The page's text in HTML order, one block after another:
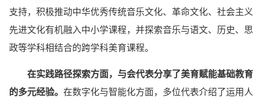
支持，积极推动中华优秀传统音乐文化、革命文化、社会主义
先进文化有机融入中小学课程，并探索音乐与语文、历史、思
政等学科相结合的跨学科美育课程。
在实践路径探索方面，与会代表分享了美育赋能基础教育
的多元经验。 在数字化与智能化方面，多位代表介绍了运用人